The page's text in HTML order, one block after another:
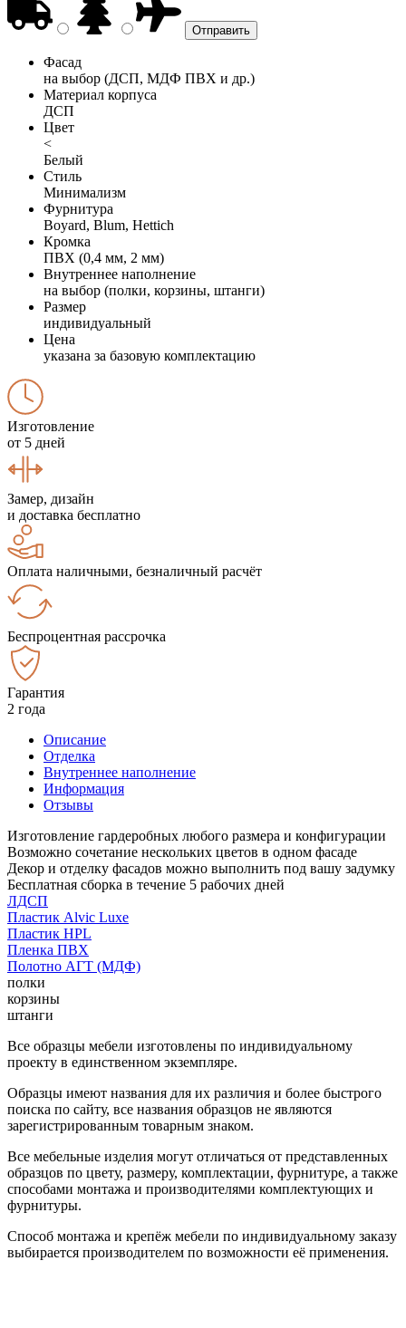
Фасад
на выбор (ДСП, МДФ ПВХ и др.)
Материал корпуса
ДСП
Цвет
<
Белый
Стиль
Минимализм
Фурнитура
Boyard, Blum, Hettich
Кромка
ПВХ (0,4 мм, 2 мм)
Внутреннее наполнение
на выбор (полки, корзины, штанги)
Размер
индивидуальный
Цена
указана за базовую комплектацию
Изготовление
от 5 дней
Замер, дизайн
и доставка бесплатно
Оплата наличными, безналичный расчёт
Беспроцентная рассрочка
Гарантия
2 года
Описание
Отделка
Внутреннее наполнение
Информация
Отзывы
Изготовление гардеробных любого размера и конфигурации
Возможно сочетание нескольких цветов в одном фасаде
Декор и отделку фасадов можно выполнить под вашу задумку
Бесплатная сборка в течение 5 рабочих дней
ЛДСП
Пластик Alvic Luxe
Пластик HPL
Пленка ПВХ
Полотно АГТ (МДФ)
полки
корзины
штанги
Все образцы мебели изготовлены по индивидуальному
проекту в единственном экземпляре.
Образцы имеют названия для их различия и более быстрого
поиска по сайту, все названия образцов не являются
зарегистрированным товарным знаком.
Все мебельные изделия могут отличаться от представленных
образцов по цвету, размеру, комплектации, фурнитуре, а также
способами монтажа и производителями комплектующих и
фурнитуры.
Способ монтажа и крепёж мебели по индивидуальному заказу
выбирается производителем по возможности её применения.